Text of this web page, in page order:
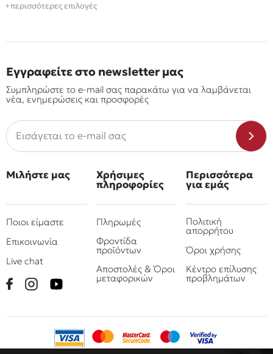
+περισσότερες επιλογές
Εγγραφείτε στο newsletter μας
Συμπληρώστε το e-mail σας παρακάτω για να λαμβάνεται
νέα, ενημερώσεις και προσφορές
Μιλήστε μας
Ποιοι είμαστε
Επικοινωνία
Live chat
Χρήσιμες
πληροφορίες
Πληρωμές
Φροντίδα
προϊόντων
Αποστολές & Όροι
μεταφορικών
Περισσότερα
για εμάς
Πολιτική
απορρήτου
Όροι χρήσης
Κέντρο επίλυσης
προβλημάτων